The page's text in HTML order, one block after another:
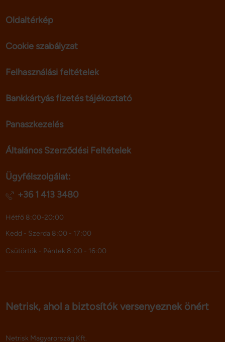
Oldaltérkép
Cookie szabályzat
Felhasználási feltételek
Bankkártyás fizetés tájékoztató
Panaszkezelés
Általános Szerződési Feltételek
Ügyfélszolgálat:
+36 1 413 3480
Hétfő 8:00-20:00
Kedd - Szerda 8:00 - 17:00
Csütörtök - Péntek 8:00 - 16:00
Netrisk, ahol a biztosítók versenyeznek önért
Netrisk Magyarország Kft.